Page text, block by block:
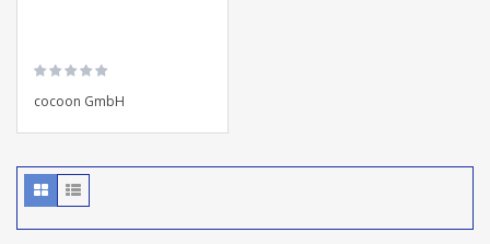
cocoon GmbH